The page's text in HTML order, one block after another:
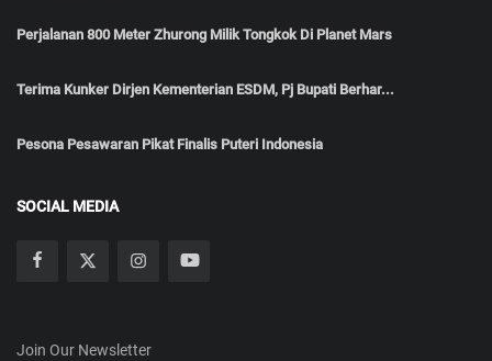
Perjalanan 800 Meter Zhurong Milik Tongkok Di Planet Mars
Terima Kunker Dirjen Kementerian ESDM, Pj Bupati Berhar...
Pesona Pesawaran Pikat Finalis Puteri Indonesia
SOCIAL MEDIA
Join Our Newsletter